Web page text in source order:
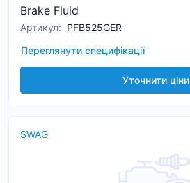
Brake Fluid
Артикул: PFB525GER
Переглянути специфікації
Уточнити ціни
SWAG